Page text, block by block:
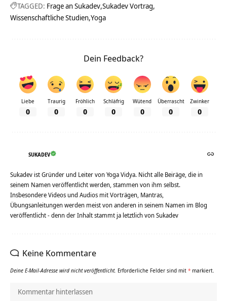
TAGGED: Frage an Sukadev Sukadev Vortrag
Wissenschaftliche Studien Yoga
Dein Feedback?
Liebe
0
Traurig
0
Fröhlich
0
Schläfrig
0
Wütend
0
Überrascht
0
Zwinker
0
SUKADEV
Sukadev ist Gründer und Leiter von Yoga Vidya. Nicht alle Beiräge, die in
seinem Namen veröffentlicht werden, stammen von ihm selbst.
Insbesondere Videos und Audios mit Vorträgen, Mantras,
Übungsanleitungen werden meist von anderen in seinem Namen im Blog
veröffentlicht - denn der Inhalt stammt ja letztlich von Sukadev
Keine Kommentare
Deine E-Mail-Adresse wird nicht veröffentlicht. Erforderliche Felder sind mit * markiert.